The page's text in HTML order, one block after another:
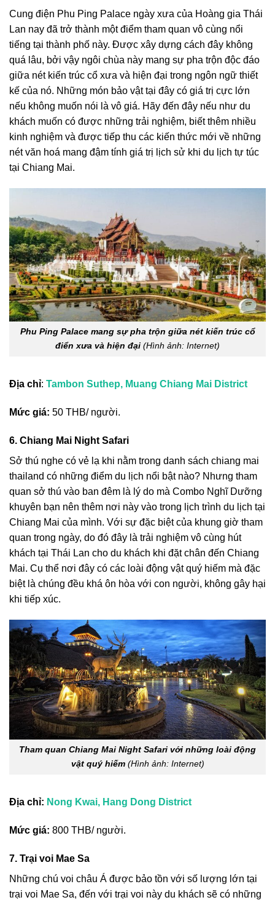
Cung điện Phu Ping Palace ngày xưa của Hoàng gia Thái
Lan nay đã trở thành một điểm tham quan vô cùng nổi
tiếng tại thành phố này. Được xây dựng cách đây không
quá lâu, bởi vậy ngôi chùa này mang sự pha trộn độc đáo
giữa nét kiến trúc cổ xưa và hiện đại trong ngôn ngữ thiết
kế của nó. Những món bảo vật tại đây có giá trị cực lớn
nếu không muốn nói là vô giá. Hãy đến đây nếu như du
khách muốn có được những trải nghiệm, biết thêm nhiều
kinh nghiệm và được tiếp thu các kiến thức mới về những
nét văn hoá mang đậm tính giá trị lịch sử khi du lịch tự túc
tại Chiang Mai.
Phu Ping Palace mang sự pha trộn giữa nét kiến trúc cổ
điển xưa và hiện đại (Hình ảnh: Internet)
Địa chỉ: Tambon Suthep, Muang Chiang Mai District
Mức giá: 50 THB/ người.
6. Chiang Mai Night Safari
Sở thú nghe có vẻ lạ khi nằm trong danh sách chiang mai
thailand có những điểm du lịch nổi bật nào? Nhưng tham
quan sở thú vào ban đêm là lý do mà Combo Nghĩ Dưỡng
khuyên bạn nên thêm nơi này vào trong lịch trình du lịch tại
Chiang Mai của mình. Với sự đặc biệt của khung giờ tham
quan trong ngày, do đó đây là trải nghiệm vô cùng hút
khách tại Thái Lan cho du khách khi đặt chân đến Chiang
Mai. Cụ thể nơi đây có các loài động vật quý hiếm mà đặc
biệt là chúng đều khá ôn hòa với con người, không gây hại
khi tiếp xúc.
Tham quan Chiang Mai Night Safari với những loài động
vật quý hiếm(Hình ảnh: Internet)
Địa chỉ: Nong Kwai, Hang Dong District
Mức giá: 800 THB/ người.
7. Trại voi Mae Sa
Những chú voi châu Á được bảo tồn với số lượng lớn tại
trại voi Mae Sa, đến với trại voi này du khách sẽ có những